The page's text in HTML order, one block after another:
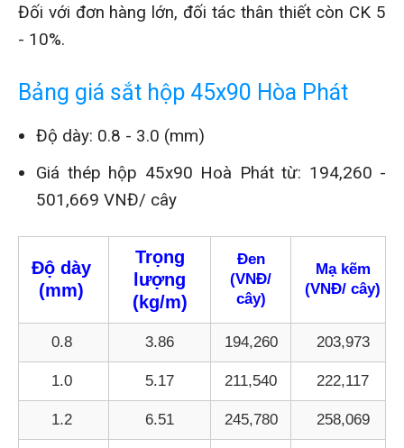
Đối với đơn hàng lớn, đối tác thân thiết còn CK 5
- 10%.
Bảng giá sắt hộp 45x90 Hòa Phát
Độ dày: 0.8 - 3.0 (mm)
Giá thép hộp 45x90 Hoà Phát từ: 194,260 -
501,669 VNĐ/ cây
Độ dày
(mm)
Trọng
lượng
(kg/m)
Đen
(VNĐ/
cây)
Mạ kẽm
(VNĐ/ cây)
0.8 3.86 194,260 203,973
1.0 5.17 211,540 222,117
1.2 6.51 245,780 258,069